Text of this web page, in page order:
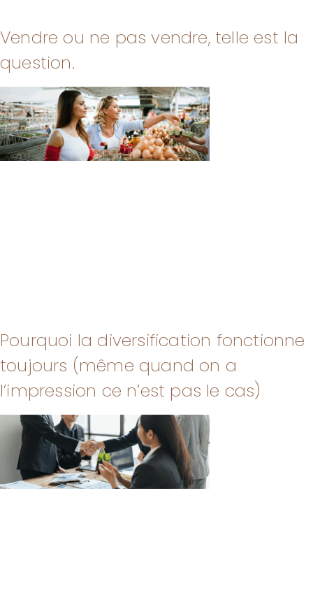
Vendre ou ne pas vendre, telle est la
question.
Pourquoi la diversification fonctionne
toujours (même quand on a
l’impression ce n’est pas le cas)